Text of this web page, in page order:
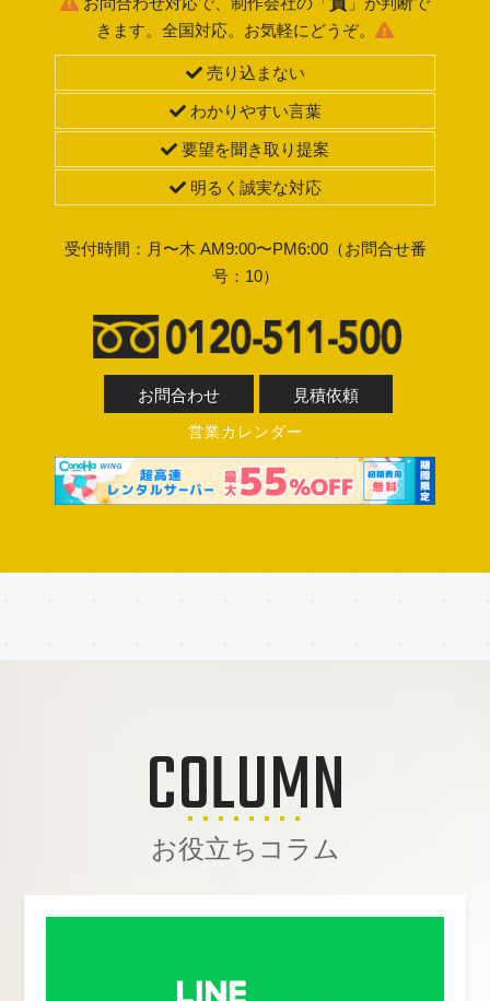
きます。全国対応。お気軽にどうぞ。
売り込まない
わかりやすい言葉
要望を聞き取り提案
明るく誠実な対応
受付時間：月〜木 AM9:00〜PM6:00（お問合せ番
号：10）
お問合わせ 見積依頼
営業カレンダー
COLUMN
お役立ちコラム